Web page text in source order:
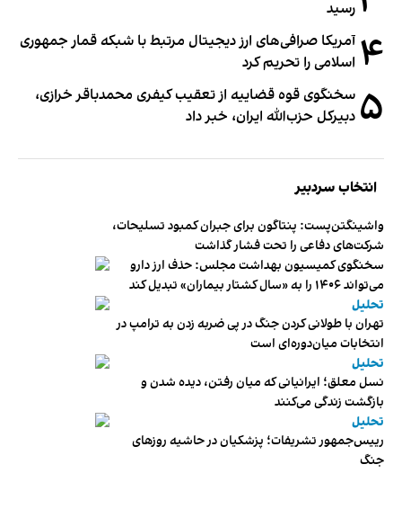
رسید
۴ آمریکا صرافی‌های ارز دیجیتال مرتبط با شبکه قمار جمهوری
اسلامی را تحریم کرد
۵ سخنگوی قوه قضاییه از تعقیب کیفری محمدباقر خرازی،
دبیر‌کل حزب‌الله ایران، خبر داد
انتخاب سردبیر
واشینگتن‌پست: پنتاگون برای جبران کمبود تسلیحات،
شرکت‌های دفاعی را تحت فشار گذاشت
سخنگوی کمیسیون بهداشت مجلس: حذف ارز دارو
می‌تواند ۱۴۰۶ را به «سال کشتار بیماران» تبدیل کند
تحلیل
تهران با طولانی کردن جنگ در پی ضربه زدن به ترامپ در
انتخابات میان‌دوره‌ای است
تحلیل
نسل معلق؛ ایرانیانی که میان رفتن، دیده شدن و
بازگشت زندگی می‌کنند
تحلیل
رییس‌جمهور تشریفات؛ پزشکیان در حاشیه روزهای
جنگ